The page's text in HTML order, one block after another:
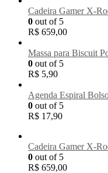
Cadeira Gamer X-
0 out of 5
R$ 659,00
Massa para Biscuit
0 out of 5
R$ 5,90
Agenda Espiral
0 out of 5
R$ 17,90
Cadeira Gamer X-
0 out of 5
R$ 659,00